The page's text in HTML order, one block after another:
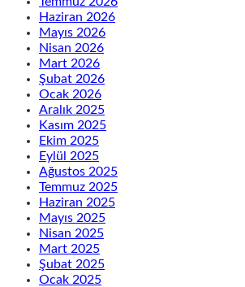
Haziran 2026
Mayıs 2026
Nisan 2026
Mart 2026
Şubat 2026
Ocak 2026
Aralık 2025
Kasım 2025
Ekim 2025
Eylül 2025
Ağustos 2025
Temmuz 2025
Haziran 2025
Mayıs 2025
Nisan 2025
Mart 2025
Şubat 2025
Ocak 2025